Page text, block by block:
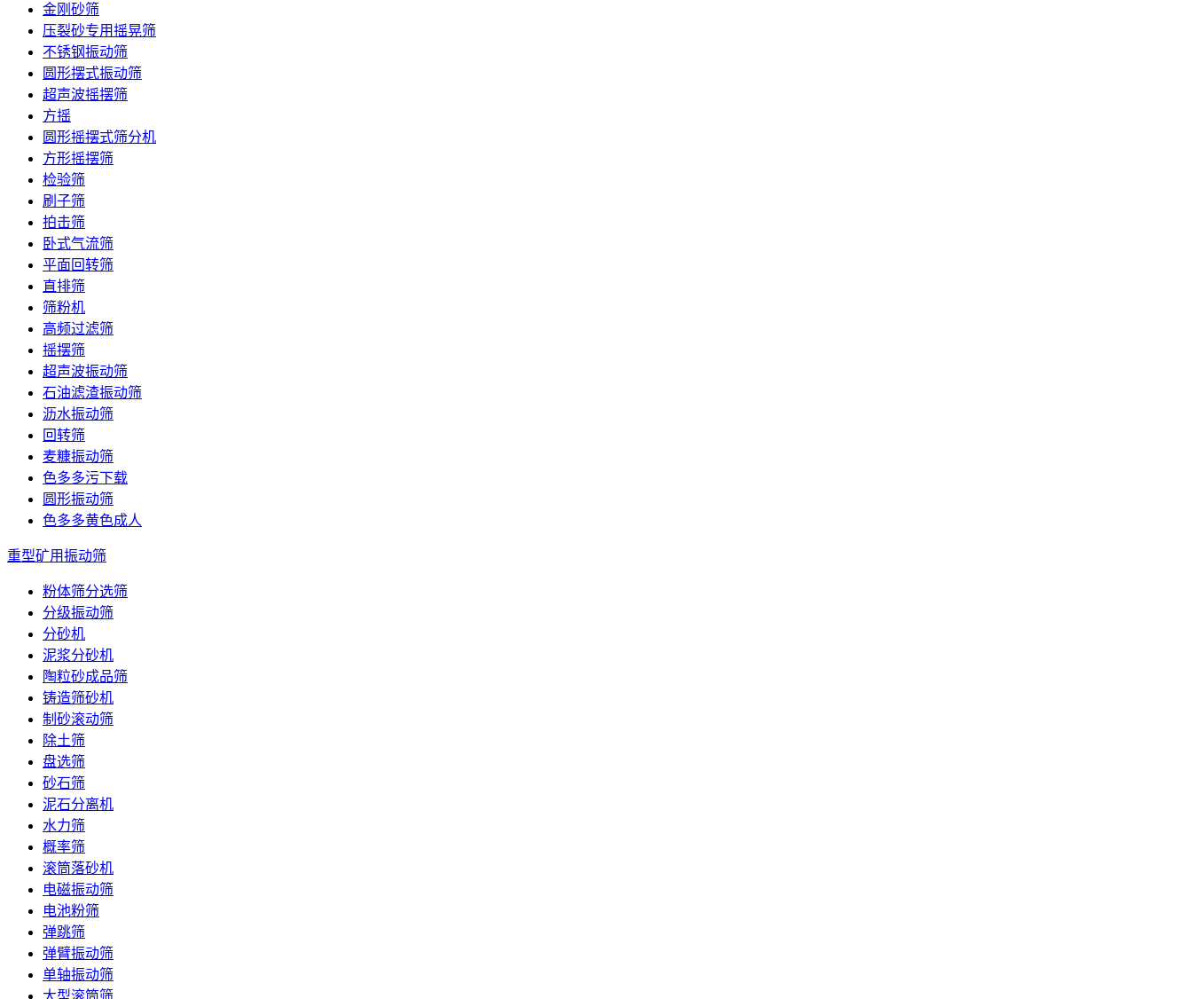
金刚砂筛
压裂砂专用摇晃筛
不锈钢振动筛
圆形摆式振动筛
超声波摇摆筛
方摇
圆形摇摆式筛分机
方形摇摆筛
检验筛
刷子筛
拍击筛
卧式气流筛
平面回转筛
直排筛
筛粉机
高频过滤筛
摇摆筛
超声波振动筛
石油滤渣振动筛
沥水振动筛
回转筛
麦糠振动筛
色多多污下载
圆形振动筛
色多多黄色成人
重型矿用振动筛
粉体筛分选筛
分级振动筛
分砂机
泥浆分砂机
陶粒砂成品筛
铸造筛砂机
制砂滚动筛
除土筛
盘选筛
砂石筛
泥石分离机
水力筛
概率筛
滚筒落砂机
电磁振动筛
电池粉筛
弹跳筛
弹臂振动筛
单轴振动筛
大型滚筒筛